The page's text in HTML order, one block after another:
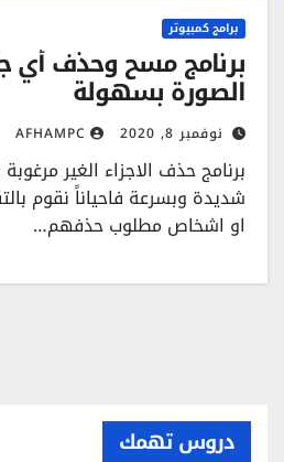
برامج كمبيوتر
برنامج مسح وحذف
الصورة بسهولة
نوفمبر 8, 2020 AFHAMPC
برنامج حذف الاجزاء الغير
شديدة وبسرعة فاحياناً نقوم
او اشخاص مطلوب حذفهم…
دروس تهمك